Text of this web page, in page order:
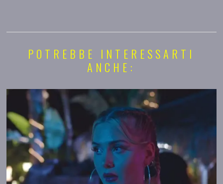
POTREBBE INTERESSARTI
ANCHE: